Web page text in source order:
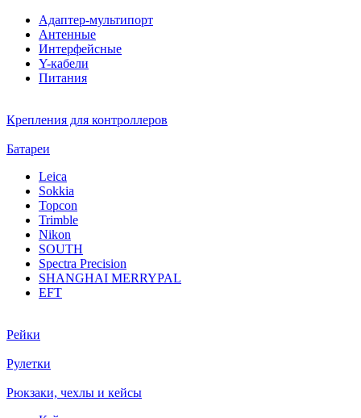
Адаптер-мультипорт
Антенные
Интерфейсные
Y-кабели
Питания
Крепления для контроллеров
Батареи
Leica
Sokkia
Topcon
Trimble
Nikon
SOUTH
Spectra Precision
SHANGHAI MERRYPAL
EFT
Рейки
Рулетки
Рюкзаки, чехлы и кейсы